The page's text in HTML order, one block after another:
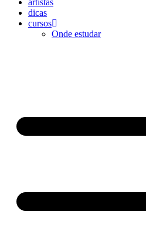
artistas
dicas
cursos
Onde estudar